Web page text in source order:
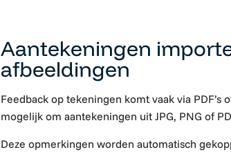
Aantekeningen
afbeeldingen
Feedback op tekeningen komt vaak via
mogelijk om aantekeningen uit JPG, PNG of
Deze opmerkingen worden automatisch